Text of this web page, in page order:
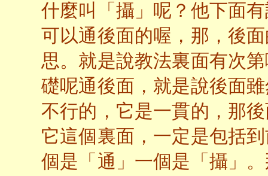
什麼叫「攝」呢？他下面
可以通後面的喔，那，後
思。就是說教法裏面有次
礎呢通後面，就是說後面
不行的，它是一貫的，那
它這個裏面，一定是包括
個是「通」一個是「攝」